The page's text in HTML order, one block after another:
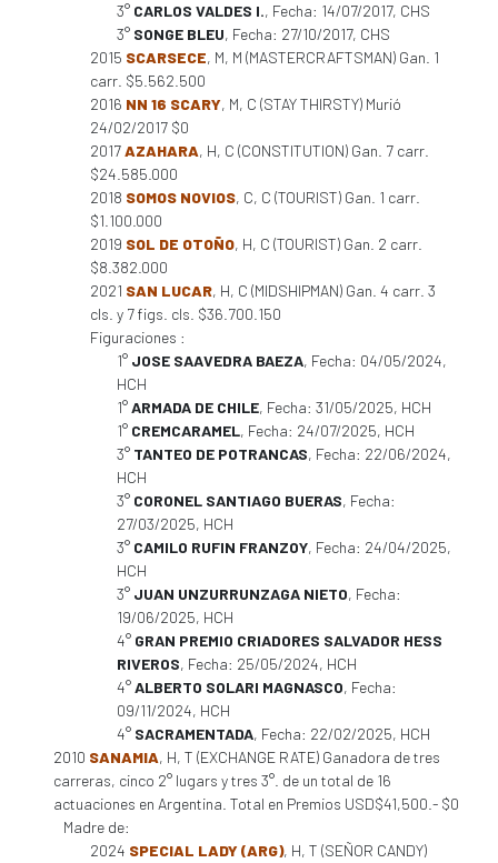
3° CARLOS VALDES I., Fecha: 14/07/2017, CHS
3° SONGE BLEU, Fecha: 27/10/2017, CHS
2015 SCARSECE, M, M (MASTERCRAFTSMAN) Gan. 1
carr. $5.562.500
2016 NN 16 SCARY, M, C (STAY THIRSTY) Murió
24/02/2017 $0
2017AZAHARA, H, C (CONSTITUTION) Gan. 7 carr.
$24.585.000
2018 SOMOS NOVIOS, C, C (TOURIST) Gan. 1 carr.
$1.100.000
2019 SOL DE OTOÑO, H, C (TOURIST) Gan. 2 carr.
$8.382.000
2021 SAN LUCAR, H, C (MIDSHIPMAN) Gan. 4 carr. 3
cls. y 7 figs. cls. $36.700.150
Figuraciones :
1° JOSE SAAVEDRA BAEZA, Fecha: 04/05/2024,
HCH
1°ARMADA DE CHILE, Fecha: 31/05/2025, HCH
1° CREMCARAMEL, Fecha: 24/07/2025, HCH
3° TANTEO DE POTRANCAS, Fecha: 22/06/2024,
HCH
3° CORONEL SANTIAGO BUERAS, Fecha:
27/03/2025, HCH
3° CAMILO RUFIN FRANZOY, Fecha: 24/04/2025,
HCH
3° JUAN UNZURRUNZAGA NIETO, Fecha:
19/06/2025, HCH
4° GRAN PREMIO CRIADORES SALVADOR HESS
RIVEROS, Fecha: 25/05/2024, HCH
4°ALBERTO SOLARI MAGNASCO, Fecha:
09/11/2024, HCH
4° SACRAMENTADA, Fecha: 22/02/2025, HCH
2010 SANAMIA, H, T (EXCHANGE RATE) Ganadora de tres
carreras, cinco 2° lugars y tres 3°. de un total de 16
actuaciones en Argentina. Total en Premios USD$41,500.- $0
Madre de:
2024 SPECIAL LADY (ARG), H, T (SEÑOR CANDY)